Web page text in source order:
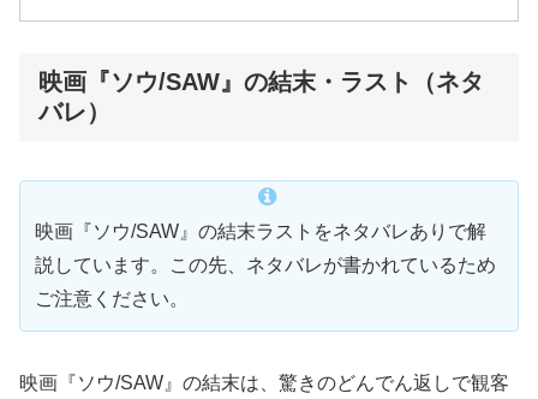
映画『ソウ/SAW』の結末・ラスト（ネタ
バレ）
映画『ソウ/SAW』の結末ラストをネタバレありで解
説しています。この先、ネタバレが書かれているため
ご注意ください。
映画『ソウ/SAW』の結末は、驚きのどんでん返しで観客